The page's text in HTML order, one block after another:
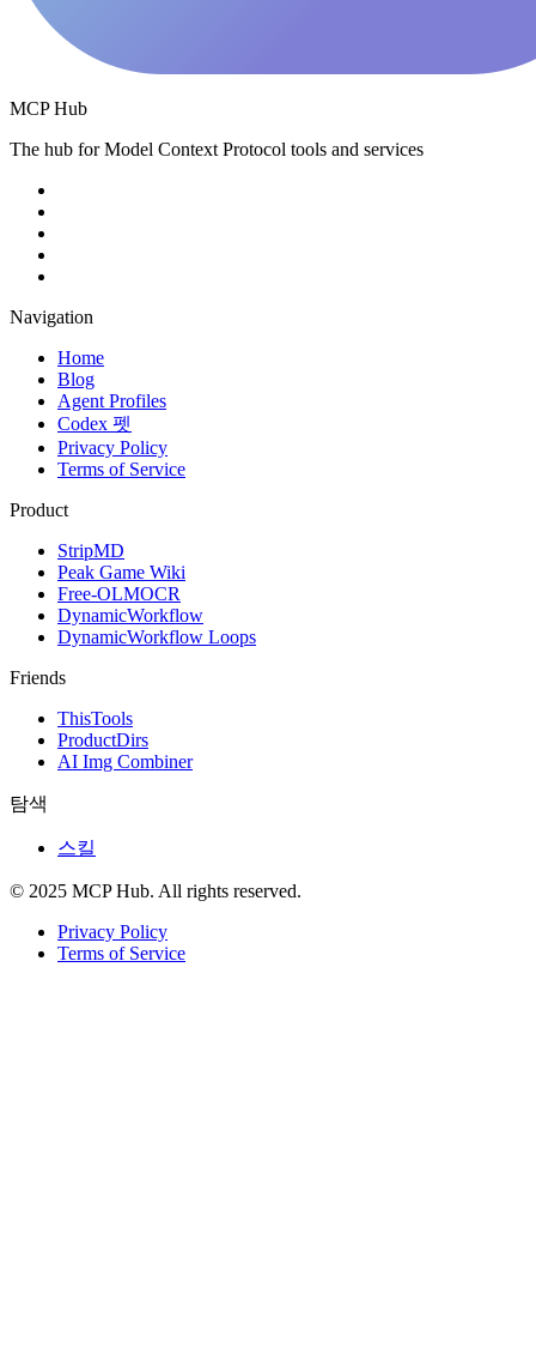
MCP Hub
The hub for Model Context Protocol tools and services
Navigation
Home
Blog
Agent Profiles
Codex 펫
Privacy Policy
Terms of Service
Product
StripMD
Peak Game Wiki
Free-OLMOCR
DynamicWorkflow
DynamicWorkflow Loops
Friends
ThisTools
ProductDirs
AI Img Combiner
탐색
스킬
© 2025 MCP Hub. All rights reserved.
Privacy Policy
Terms of Service